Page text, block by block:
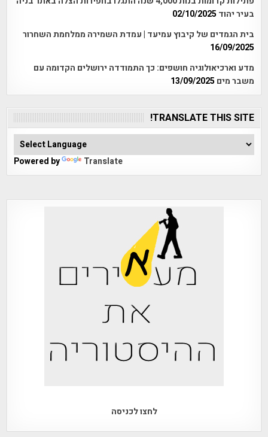
בעיר יהוד 02/10/2025
בית הגמדים של קיבוץ עמיעד | עמדת השמירה ממלחמת השחרור
16/09/2025
מדע וארכיאולוגיה חושפים: כך התמודדה ירושלים הקדומה עם
משבר מים 13/09/2025
TRANSLATE THIS SITE!
Powered by Translate
לחצו לכניסה